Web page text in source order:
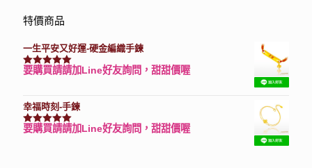
特價商品
一生平安又好運-硬金編織手鍊
評分7740滿分 5
要購買請請加Line好友詢問，甜甜價喔
幸福時刻-手鍊
評分3150滿分 5
要購買請請加Line好友詢問，甜甜價喔